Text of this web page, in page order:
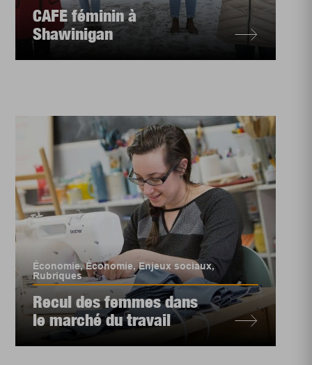
CAFE féminin à
Shawinigan
Économie,Économie,Enjeux sociaux,
Rubriques
Recul des femmes dans
le marché du travail